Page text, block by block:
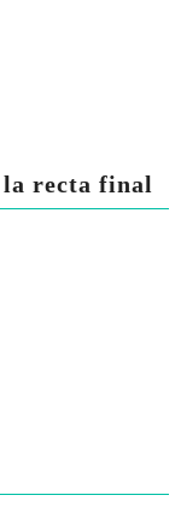
la recta final